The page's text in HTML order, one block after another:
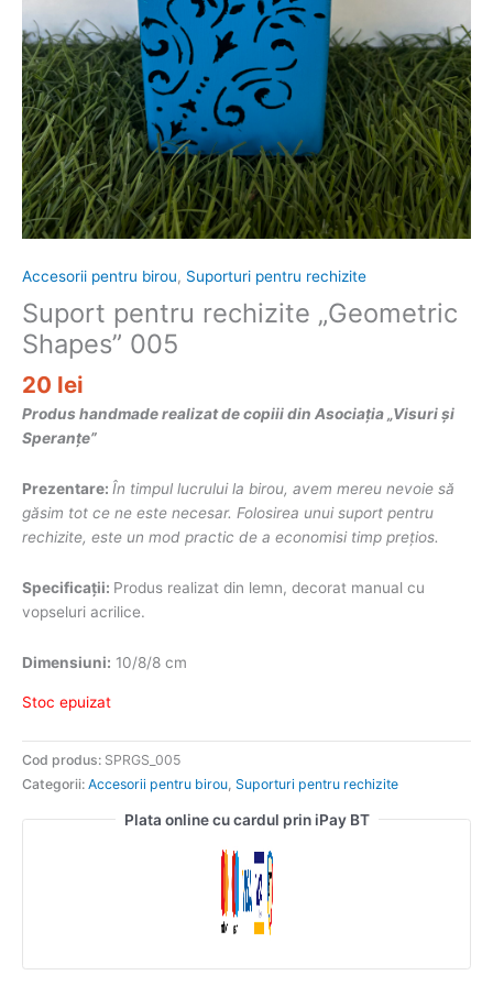
Accesorii pentru birou, Suporturi pentru rechizite
Suport pentru rechizite „Geometric
Shapes” 005
20 lei
Produs handmade realizat de copiii din Asociația „Visuri și
Speranțe”
Prezentare: În timpul lucrului la birou, avem mereu nevoie să
găsim tot ce ne este necesar. Folosirea unui suport pentru
rechizite, este un mod practic de a economisi timp prețios.
Specificații: Produs realizat din lemn, decorat manual cu
vopseluri acrilice.
Dimensiuni: 10/8/8 cm
Stoc epuizat
Cod produs: SPRGS_005
Categorii: Accesorii pentru birou Suporturi pentru rechizite
Plata online cu cardul prin iPay BT